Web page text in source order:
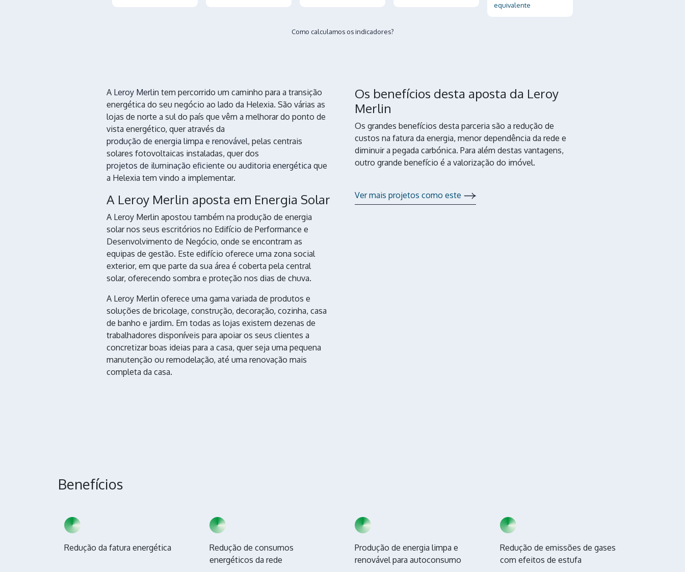
equivalente
Como calculamos os indicadores?
A Leroy Merlin tem percorrido um caminho para a transição
energética do seu negócio ao lado da Helexia. São várias as
lojas de norte a sul do país que vêm a melhorar do ponto de
vista energético, quer através da
produção de energia limpa e renovável, pelas centrais
solares fotovoltaicas instaladas, quer dos
projetos de iluminação eficiente ou auditoria energética que
a Helexia tem vindo a implementar.
A Leroy Merlin aposta em Energia Solar
A Leroy Merlin apostou também na produção de energia
solar nos seus escritórios no Edifício de Performance e
Desenvolvimento de Negócio, onde se encontram as
equipas de gestão. Este edifício oferece uma zona social
exterior, em que parte da sua área é coberta pela central
solar, oferecendo sombra e proteção nos dias de chuva.
A Leroy Merlin oferece uma gama variada de produtos e
soluções de bricolage, construção, decoração, cozinha, casa
de banho e jardim. Em todas as lojas existem dezenas de
trabalhadores disponíveis para apoiar os seus clientes a
concretizar boas ideias para a casa, quer seja uma pequena
manutenção ou remodelação, até uma renovação mais
completa da casa.
Os benefícios desta aposta da Leroy
Merlin
Os grandes benefícios desta parceria são a redução de
custos na fatura da energia, menor dependência da rede e
diminuir a pegada carbónica. Para além destas vantagens,
outro grande benefício é a valorização do imóvel.
Ver mais projetos como este
Benefícios
Redução da fatura energética
Redução de consumos
energéticos da rede
Produção de energia limpa e
renovável para autoconsumo
Redução de emissões de gases
com efeitos de estufa